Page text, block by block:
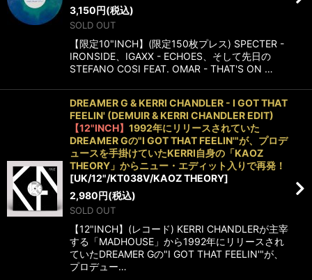
3,150円(税込)
SOLD OUT
【限定10"INCH】(限定150枚プレス) SPECTER -
IRONSIDE、IGAXX - ECHOES、そして先日の
STEFANO COSI FEAT. OMAR - THAT'S ON …
DREAMER G & KERRI CHANDLER - I GOT THAT
FEELIN' (DEMUIR & KERRI CHANDLER EDIT)
【12"INCH】 1992年にリリースされていた
DREAMER Gの"I GOT THAT FEELIN'"が、プロデ
ュースを手掛けていたKERRI自身の「KAOZ
THEORY」からニュー・エディット入りで再発！
[UK/12"/KT038V/KAOZ THEORY]
2,980円(税込)
SOLD OUT
【12"INCH】(レコード) KERRI CHANDLERが主宰
する「MADHOUSE」から1992年にリリースされ
ていたDREAMER Gの"I GOT THAT FEELIN'"が、
プロデュー…